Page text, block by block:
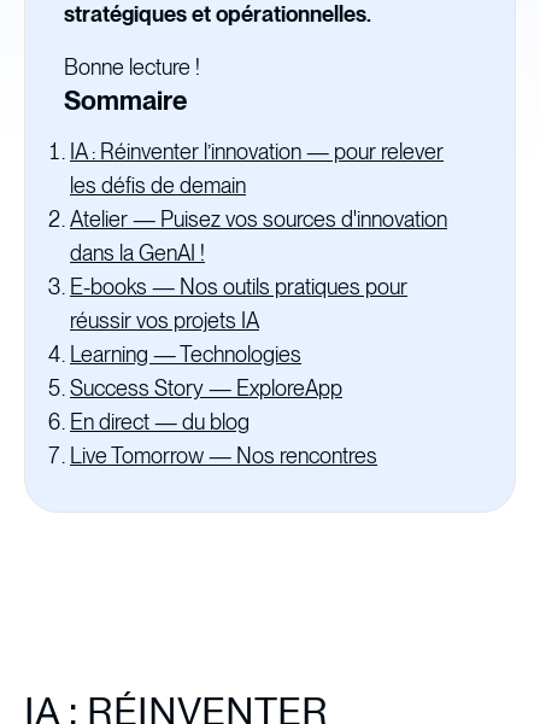
stratégiques et opérationnelles.
Bonne lecture !
Sommaire
IA : Réinventer l’innovation — pour relever
les défis de demain
Atelier — Puisez vos sources d'innovation
dans la GenAI !
E-books — Nos outils pratiques pour
réussir vos projets IA
Learning — Technologies
Success Story — ExploreApp
En direct — du blog
Live Tomorrow — Nos rencontres
IA : RÉINVENTER